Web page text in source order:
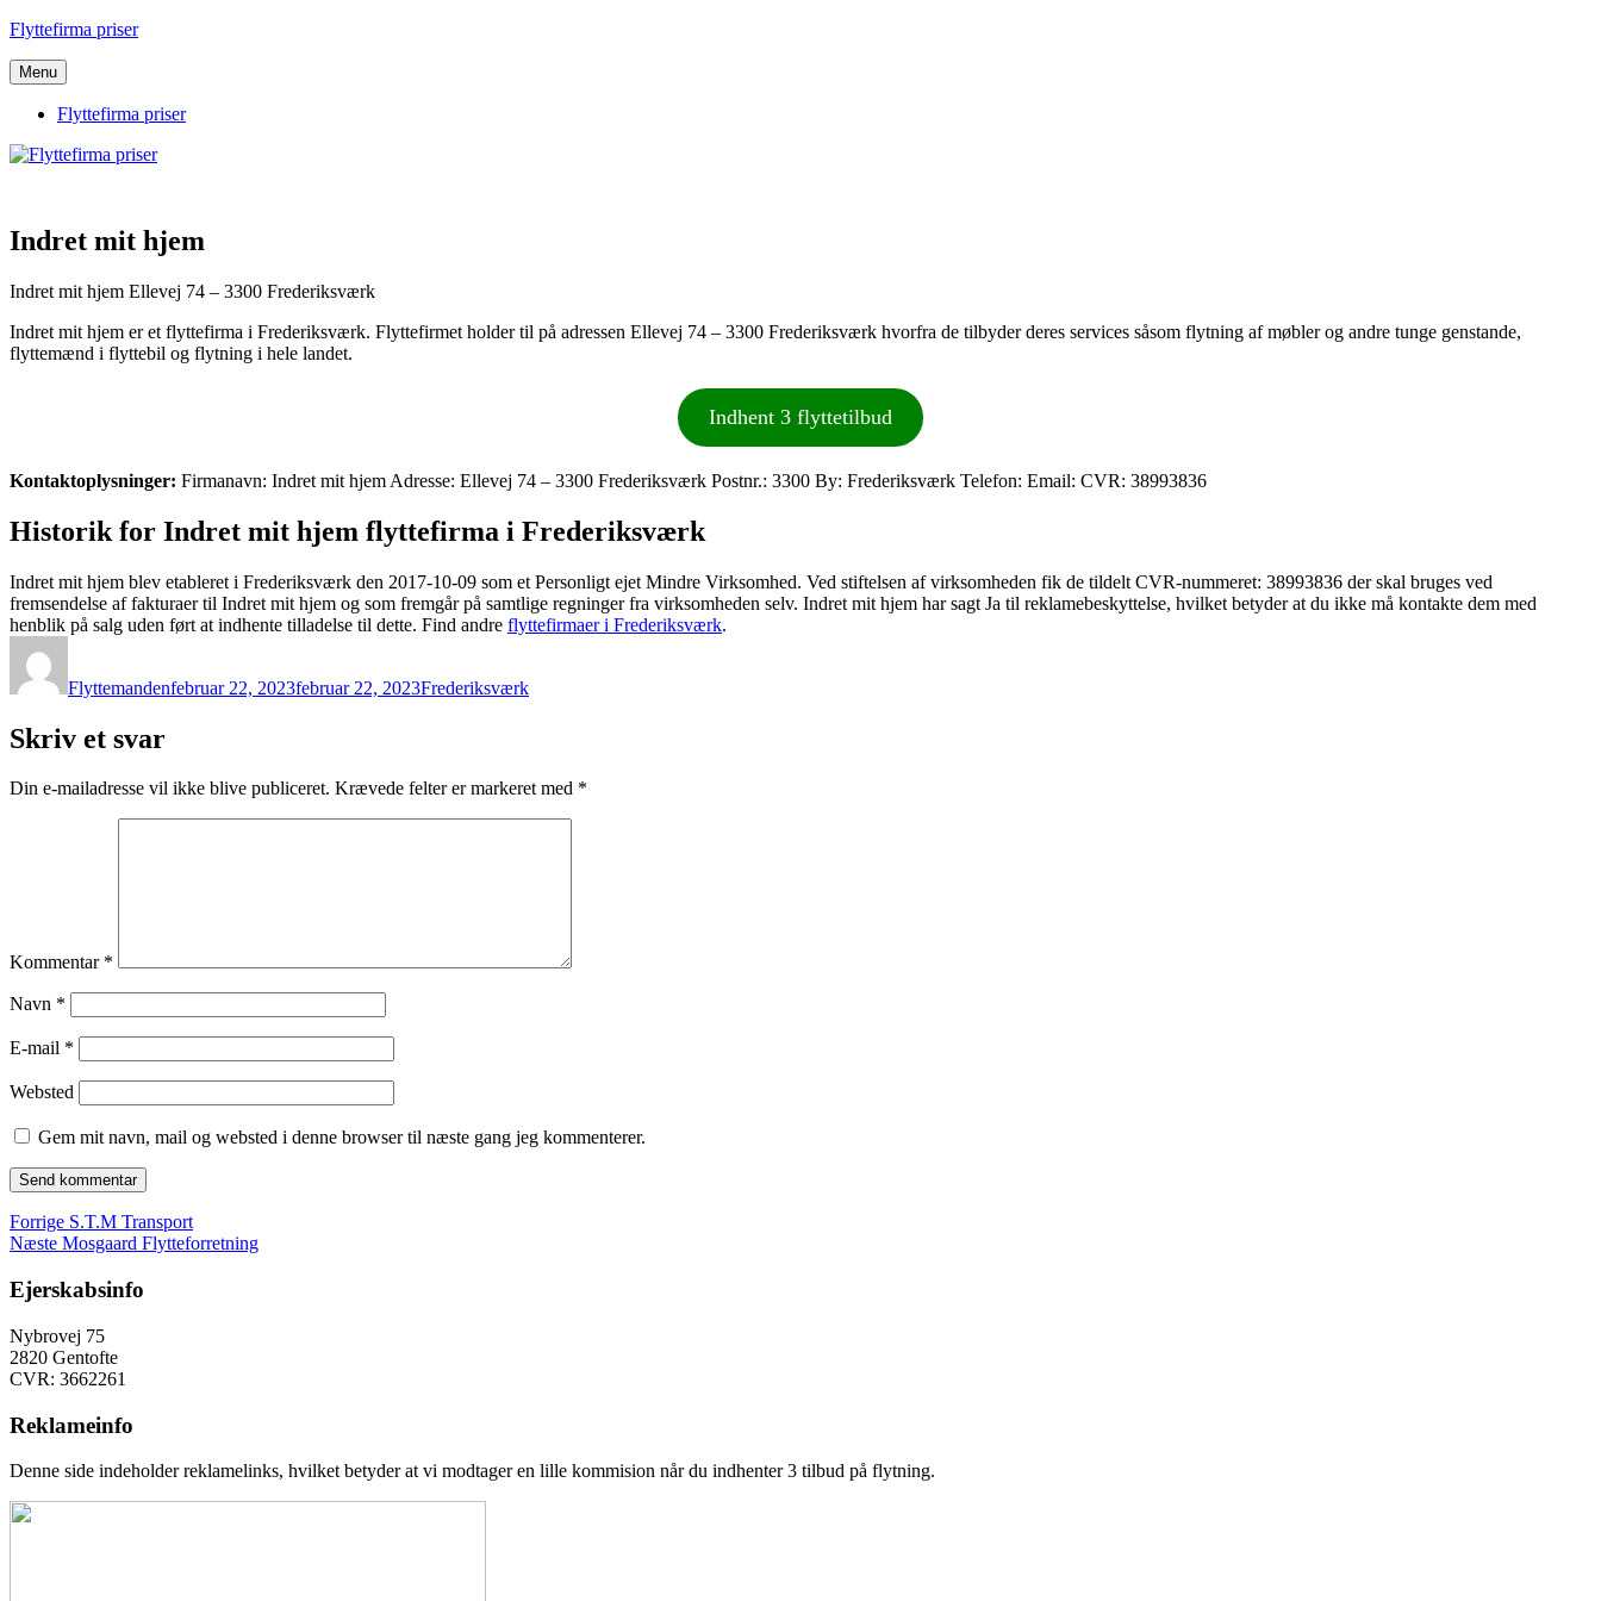
Videre
indhold
Flyttefirma priser
Menu
Flyttefirma priser
Indret mit hjem
Indret mit hjem Ellevej 74 – 3300 Frederiksværk
Indret mit hjem er et flyttefirma i Frederiksværk. Flyttefirmet holder til på adressen Ellevej 74 – 3300 Frederiksværk hvorfra de tilbyder deres services såsom flytning af møbler og andre tunge genstande,
flyttemænd i flyttebil og flytning i hele landet.
Indhent 3 flyttetilbud
Kontaktoplysninger: Firmanavn: Indret mit hjem Adresse: Ellevej 74 – 3300 Frederiksværk Postnr.: 3300 By: Frederiksværk Telefon: Email: CVR: 38993836
Historik for Indret mit hjem flyttefirma i Frederiksværk
Indret mit hjem blev etableret i Frederiksværk den 2017-10-09 som et Personligt ejet Mindre Virksomhed. Ved stiftelsen af virksomheden fik de tildelt CVR-nummeret: 38993836 der skal bruges ved
fremsendelse af fakturaer til Indret mit hjem og som fremgår på samtlige regninger fra virksomheden selv. Indret mit hjem har sagt Ja til reklamebeskyttelse, hvilket betyder at du ikke må kontakte dem med
henblik på salg uden ført at indhente tilladelse til dette. Find andre flyttefirmaer i Frederiksværk.
Flyttemandenfebruar 22, 2023februar 22, 2023Frederiksværk
Skriv et svar
Din e-mailadresse vil ikke blive publiceret. Krævede felter er markeret med *
Kommentar *
Navn *
E-mail *
Websted
Gem mit navn, mail og websted i denne browser til næste gang jeg kommenterer.
Indlægsnavigation
Forrige Forrige
indlæg:
S.T.M Transport
Næste Næste
Mosgaard Flytteforretning
Ejerskabsinfo
Nybrovej 75
2820 Gentofte
CVR: 3662261
Reklameinfo
Denne side indeholder reklamelinks, hvilket betyder at vi modtager en lille kommision når du indhenter 3 tilbud på flytning.